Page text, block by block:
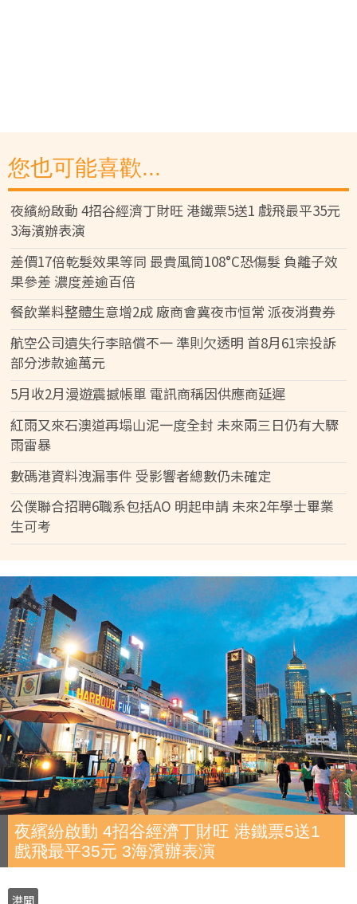
您也可能喜歡...
夜繽紛啟動 4招谷經濟丁財旺 港鐵票5送1 戲飛最平35元
3海濱辦表演
差價17倍乾髮效果等同 最貴風筒108°C恐傷髮 負離子效
果參差 濃度差逾百倍
餐飲業料整體生意增2成 廠商會冀夜市恒常 派夜消費券
航空公司遺失行李賠償不一 準則欠透明 首8月61宗投訴
部分涉款逾萬元
5月收2月漫遊震撼帳單 電訊商稱因供應商延遲
紅雨又來石澳道再塌山泥一度全封 未來兩三日仍有大驟
雨雷暴
數碼港資料洩漏事件 受影響者總數仍未確定
公僕聯合招聘6職系包括AO 明起申請 未來2年學士畢業
生可考
夜繽紛啟動 4招谷經濟丁財旺 港鐵票5送1
戲飛最平35元 3海濱辦表演
港聞